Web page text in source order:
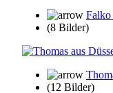
Falko
(8 Bilder)
(12 Bilder)